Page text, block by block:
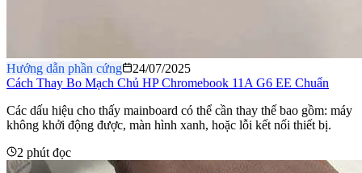
Hướng dẫn phần cứng
24/07/2025
Cách Thay Bo Mạch Chủ HP Chromebook 11A G6 EE Chuẩn
Các dấu hiệu cho thấy mainboard có thể cần thay thế bao gồm: máy
không khởi động được, màn hình xanh, hoặc lỗi kết nối thiết bị.
2 phút đọc